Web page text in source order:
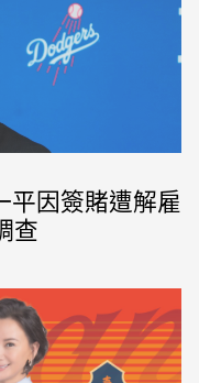
平因簽賭遭解雇
查